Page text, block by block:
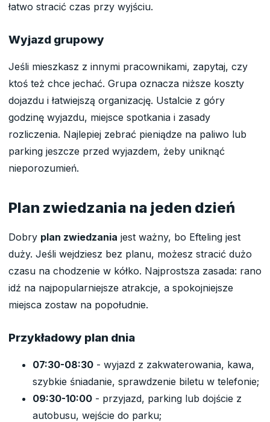
łatwo stracić czas przy wyjściu.
Wyjazd grupowy
Jeśli mieszkasz z innymi pracownikami, zapytaj, czy
ktoś też chce jechać. Grupa oznacza niższe koszty
dojazdu i łatwiejszą organizację. Ustalcie z góry
godzinę wyjazdu, miejsce spotkania i zasady
rozliczenia. Najlepiej zebrać pieniądze na paliwo lub
parking jeszcze przed wyjazdem, żeby uniknąć
nieporozumień.
Plan zwiedzania na jeden dzień
Dobry plan zwiedzania jest ważny, bo Efteling jest
duży. Jeśli wejdziesz bez planu, możesz stracić dużo
czasu na chodzenie w kółko. Najprostsza zasada: rano
idź na najpopularniejsze atrakcje, a spokojniejsze
miejsca zostaw na popołudnie.
Przykładowy plan dnia
07:30-08:30 - wyjazd z zakwaterowania, kawa,
szybkie śniadanie, sprawdzenie biletu w telefonie;
09:30-10:00 - przyjazd, parking lub dojście z
autobusu, wejście do parku;